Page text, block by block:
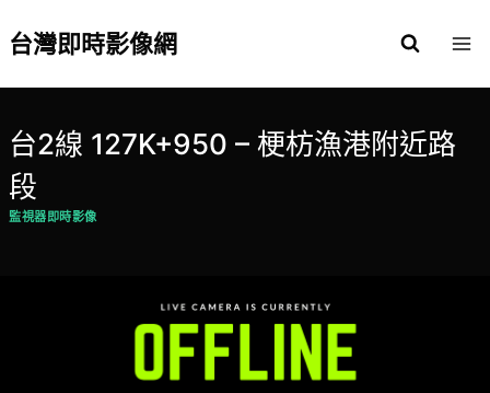
to台灣即時影像網
台2線 127K+950 – 梗枋漁港附近路
段
監視器即時影像